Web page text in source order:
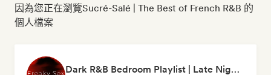
因為您正在瀏覽Sucré-Salé | The Best of French R&B 的
個人檔案
Dark R&B Bedroom Playlist | Late Night Sex Songs